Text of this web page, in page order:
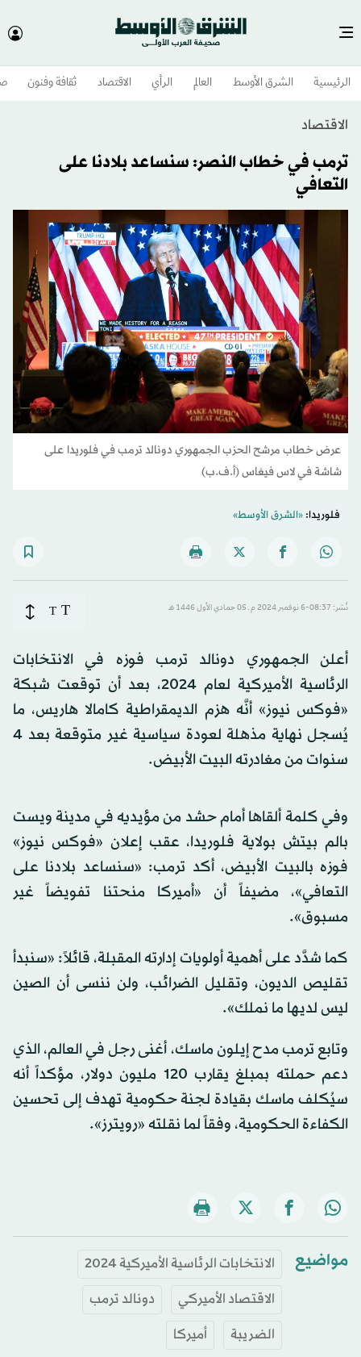
الرئيسية الشرق الأوسط​ العالم الرأي الاقتصاد ثقافة وفنون
الاقتصاد
ترمب في خطاب النصر: سنساعد بلادنا على
التعافي
عرض خطاب مرشح الحزب الجمهوري دونالد ترمب في فلوريدا على
شاشة في لاس فيغاس (أ.ف.ب)
فلوريدا:«الشرق الأوسط»
نُشر: 08:37-6 نوفمبر 2024 م ـ 05 جمادي الأول 1446 هـ T
T
أعلن الجمهوري دونالد ترمب فوزه في الانتخابات
الرئاسية الأميركية لعام 2024، بعد أن توقعت شبكة
«فوكس نيوز» أنَّه هزم الديمقراطية كامالا هاريس، ما
يُسجل نهاية مذهلة لعودة سياسية غير متوقعة بعد 4
سنوات من مغادرته البيت الأبيض.
وفي كلمة ألقاها أمام حشد من مؤيديه في مدينة ويست
بالم بيتش بولاية فلوريدا، عقب إعلان «فوكس نيوز»
فوزه بالبيت الأبيض، أكد ترمب: «سنساعد بلادنا على
التعافي»، مضيفاً أن «أميركا منحتنا تفويضاً غير
مسبوق».
كما شدَّد على أهمية أولويات إدارته المقبلة، قائلاً: «سنبدأ
تقليص الديون، وتقليل الضرائب، ولن ننسى أن الصين
ليس لديها ما نملك».
وتابع ترمب مدح إيلون ماسك، أغنى رجل في العالم، الذي
دعم حملته بمبلغ يقارب 120 مليون دولار، مؤكداً أنه
سيُكلف ماسك بقيادة لجنة حكومية تهدف إلى تحسين
الكفاءة الحكومية، وفقاً لما نقلته «رويترز».
مواضيع
الانتخابات الرئاسية الأميركية 2024
الاقتصاد الأميركي
دونالد ترمب
الضريبة
أميركا